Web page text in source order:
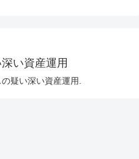
い資産運用
疑い深い資産運用.